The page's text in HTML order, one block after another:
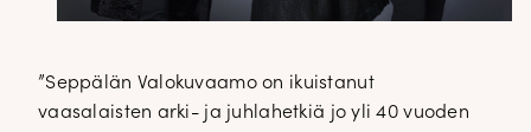
”Seppälän Valokuvaamo on ikuistanut
vaasalaisten arki- ja juhlahetkiä jo yli 40 vuoden